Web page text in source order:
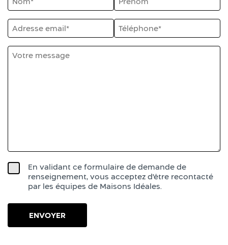
En validant ce formulaire de demande de
renseignement, vous acceptez d'être recontacté
par les équipes de Maisons Idéales.